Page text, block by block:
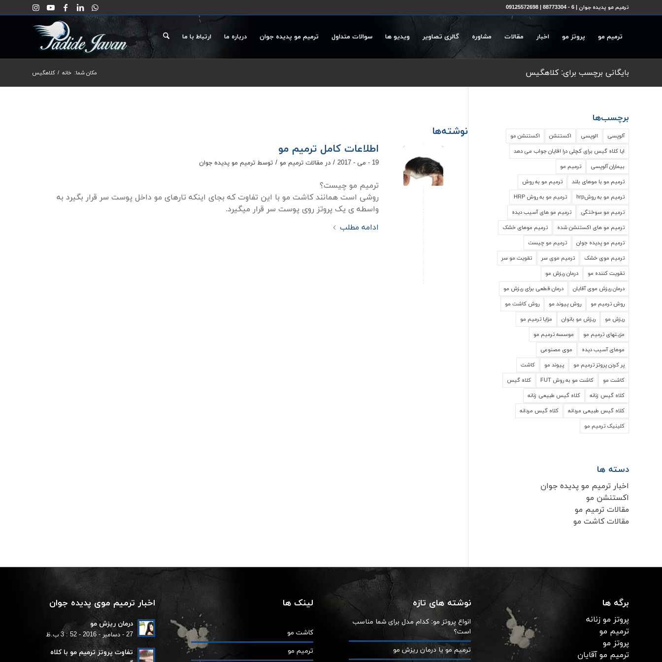
ترمیم مو پدیده جوان | 6 - 88773304 | 09125572698
ترمیم مو پروتز مو اخبار مقالات مشاوره گالری تصاویر ویدیو ها سوالات متداول ترمیم مو پدیده جوان درباره ما ارتباط با ما
بایگانی برچسب برای: کلاهگیس مکان شما: خانه / کلاهگیس
نوشته‌ها
اطلاعات کامل ترمیم مو
19 - می - 2017 / در مقالات ترمیم مو / توسط ترمیم مو پدیده جوان
ترمیم مو چیست؟
روشی است همانند کاشت مو با این تفاوت که بجای اینکه تارهای مو داخل پوست سر قرار بگیرد به
واسطه ی یک پروتز روی پوست سر قرار میگیرد.
ادامه مطلب
برچسب‌ها
آلوپسی الوپسی اکستنشن
اکستنشن مو
ایا کلاه گیس برای کچلی درا اقایان جواب می دهد
بیماران آلوپسی
ترمیم مو
ترمیم مو با موهای بلند
ترمیم مو به روش
ترمیم مو به روشhrp
ترمیم مو به روش HRP
ترمیم مو سوختگی
ترمیم مو های آسیب دیده
ترمیم مو های اکستنشن شده
ترمیم موهای خشک
ترمیم مو پدیده جوان
ترمیم مو چیست
ترمیم موی خشک
ترمیم موی سر
تقویت مو سر
تقویت کننده مو
درمان ریزش مو
درمان ریزش موی آقایان
درمان قطعی برای ریزش مو
روش ترمیم مو
روش پیوند مو
روش کاشت مو
ریزش مو
ریزش مو بانوان
مزایا ترمیم مو
مزیتهای ترمیم مو
موسسه ترمیم مو
موهای آسیب دیده
موی مصنوعی
پر کردن پروتز ترمیم مو
پیوند مو
کاشت
کاشت مو
کاشت مو به روش FUT
کلاه گیس
کلاه گیس زنانه
کلاه گیس طبیعی زنانه
کلاه گیس طبیعی مردانه
کلاه گیس مردانه
کلینیک ترمیم مو
دسته ها
اخبار ترمیم مو پدیده جوان
اکستنشن مو
مقالات ترمیم مو
مقالات کاشت مو
برگه ها
پروتز مو زنانه
ترمیم مو
پروتز مو
ترمیم مو آقایان
نوشته های تازه
انواع پروتز مو: کدام مدل برای شما مناسب
است؟
ترمیم مو یا درمان ریزش مو
لینک ها
کاشت مو
ترمیم مو
اخبار ترمیم موی پدیده جوان
درمان ریزش مو
27 - دسامبر - 2016 - 52 : 3 ب.ظ
تفاوت پروتز ترمیم مو با کلاه